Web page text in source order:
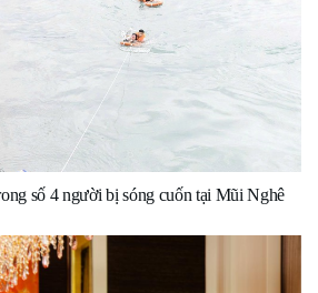
số 4 người bị sóng cuốn tại Mũi Nghê